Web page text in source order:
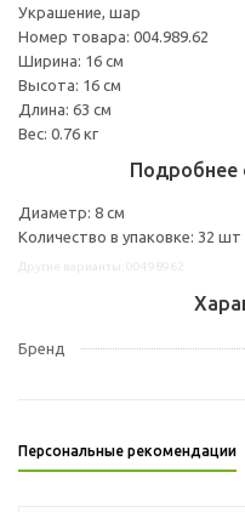
Украшение, шар
Номер товара: 004.989.62
Ширина: 16 см
Высота: 16 см
Длина: 63 см
Вес: 0.76 кг
Подробнее
Диаметр: 8 см
Количество в упаковке: 32 шт
Бренд
Персональные рекомендации